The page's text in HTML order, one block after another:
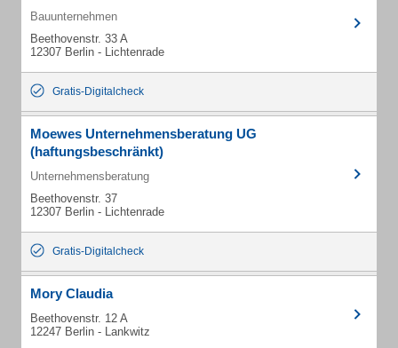
Bauunternehmen
Beethovenstr. 33 A
12307 Berlin - Lichtenrade
Gratis-Digitalcheck
Moewes Unternehmensberatung UG
(haftungsbeschränkt)
Unternehmensberatung
Beethovenstr. 37
12307 Berlin - Lichtenrade
Gratis-Digitalcheck
Mory Claudia
Beethovenstr. 12 A
12247 Berlin - Lankwitz